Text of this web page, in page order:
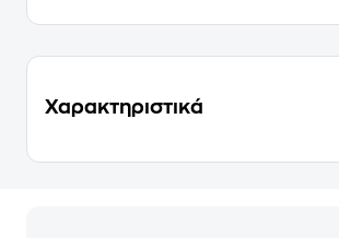
Χαρακτηριστικά